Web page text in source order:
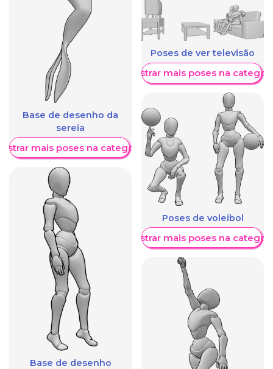
Base de desenho da
sereia
mais poses na categoria
Base de desenho
Poses de ver televisão
Mostrar mais poses na
Poses de voleibol
Mostrar mais poses na